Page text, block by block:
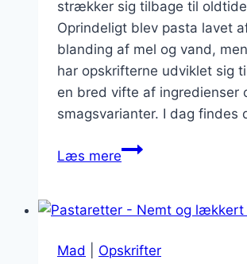
strækker sig tilbage til
Oprindeligt blev pasta lavet
blanding af mel og vand,
har opskrifterne udviklet sig
en bred vifte af ingredienser
smagsvarianter. I dag findes
Læs mereUimodståelige
grøntsager
ovnen
Mad Opskrifter